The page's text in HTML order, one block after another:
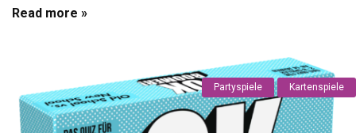
Read more »
Partyspiele Kartenspiele